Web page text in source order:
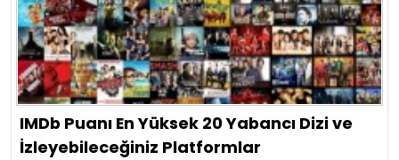
IMDb Puanı En Yüksek 20 Yabancı Dizi ve
İzleyebileceğiniz Platformlar